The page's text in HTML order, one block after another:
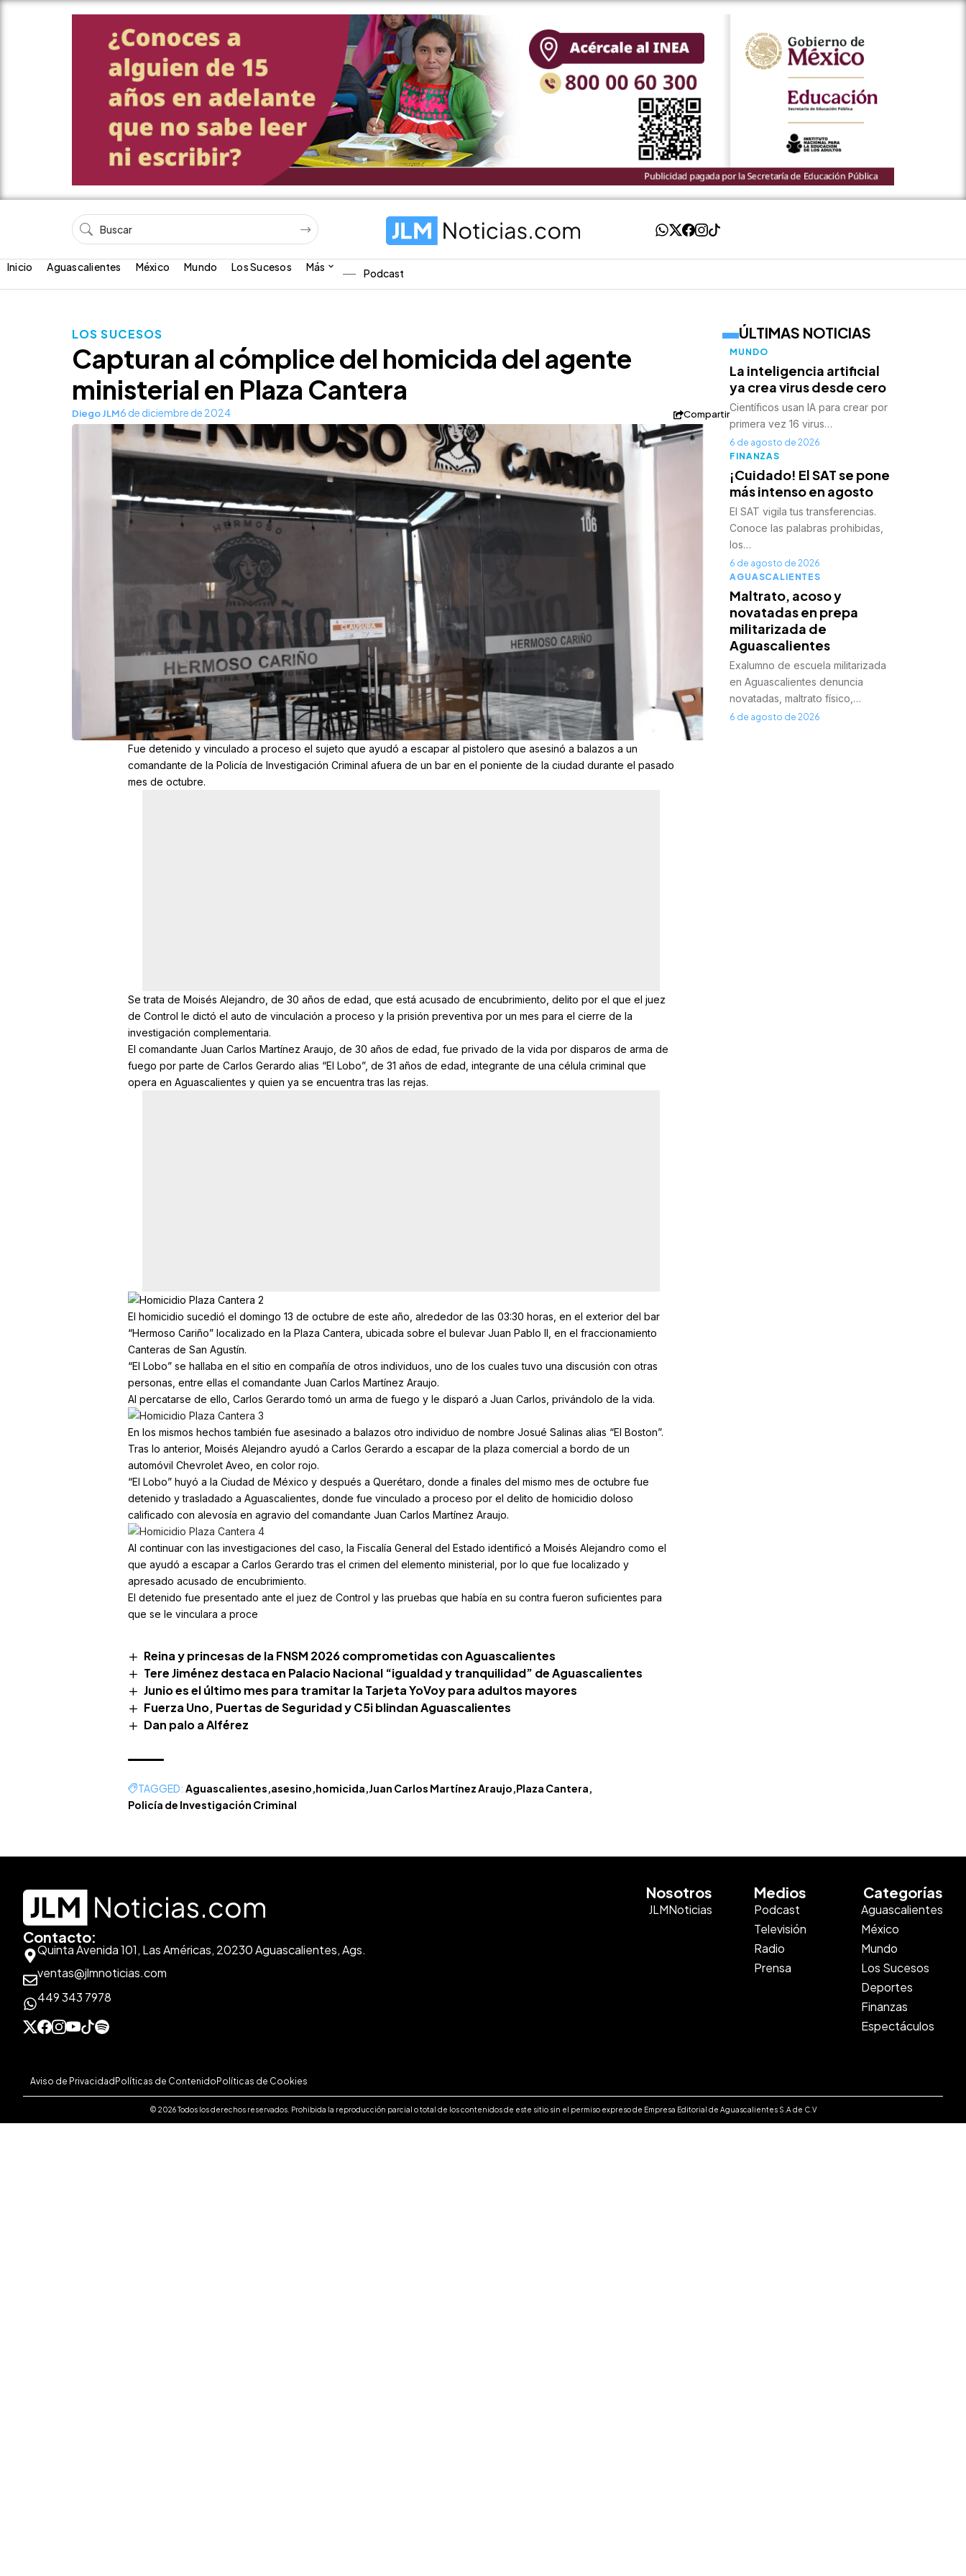
Inicio Aguascalientes México Mundo Los Sucesos Más Podcast
LOS SUCESOS
Capturan al cómplice del homicida del agente
ministerial en Plaza Cantera
Diego JLM6 de diciembre de 2024 Compartir
Fue detenido y vinculado a proceso el sujeto que ayudó a escapar al pistolero que asesinó a balazos a un
comandante de la Policía de Investigación Criminal afuera de un bar en el poniente de la ciudad durante el pasado
mes de octubre.
Se trata de Moisés Alejandro, de 30 años de edad, que está acusado de encubrimiento, delito por el que el juez
de Control le dictó el auto de vinculación a proceso y la prisión preventiva por un mes para el cierre de la
investigación complementaria.
El comandante Juan Carlos Martínez Araujo, de 30 años de edad, fue privado de la vida por disparos de arma de
fuego por parte de Carlos Gerardo alias “El Lobo”, de 31 años de edad, integrante de una célula criminal que
opera en Aguascalientes y quien ya se encuentra tras las rejas.
El homicidio sucedió el domingo 13 de octubre de este año, alrededor de las 03:30 horas, en el exterior del bar
“Hermoso Cariño” localizado en la Plaza Cantera, ubicada sobre el bulevar Juan Pablo II, en el fraccionamiento
Canteras de San Agustín.
“El Lobo” se hallaba en el sitio en compañía de otros individuos, uno de los cuales tuvo una discusión con otras
personas, entre ellas el comandante Juan Carlos Martínez Araujo.
Al percatarse de ello, Carlos Gerardo tomó un arma de fuego y le disparó a Juan Carlos, privándolo de la vida.
En los mismos hechos también fue asesinado a balazos otro individuo de nombre Josué Salinas alias “El Boston”.
Tras lo anterior, Moisés Alejandro ayudó a Carlos Gerardo a escapar de la plaza comercial a bordo de un
automóvil Chevrolet Aveo, en color rojo.
“El Lobo” huyó a la Ciudad de México y después a Querétaro, donde a finales del mismo mes de octubre fue
detenido y trasladado a Aguascalientes, donde fue vinculado a proceso por el delito de homicidio doloso
calificado con alevosía en agravio del comandante Juan Carlos Martínez Araujo.
Al continuar con las investigaciones del caso, la Fiscalía General del Estado identificó a Moisés Alejandro como el
que ayudó a escapar a Carlos Gerardo tras el crimen del elemento ministerial, por lo que fue localizado y
apresado acusado de encubrimiento.
El detenido fue presentado ante el juez de Control y las pruebas que había en su contra fueron suficientes para
que se le vinculara a proce
Reina y princesas de la FNSM 2026 comprometidas con Aguascalientes
Tere Jiménez destaca en Palacio Nacional “igualdad y tranquilidad” de Aguascalientes
Junio es el último mes para tramitar la Tarjeta YoVoy para adultos mayores
Fuerza Uno, Puertas de Seguridad y C5i blindan Aguascalientes
Dan palo a Alférez
TAGGED: Aguascalientes asesino homicida Juan Carlos Martínez Araujo Plaza Cantera
Policía de Investigación Criminal
ÚLTIMAS NOTICIAS
MUNDO
La inteligencia artificial
ya crea virus desde cero
Científicos usan IA para crear por
primera vez 16 virus…
6 de agosto de 2026
FINANZAS
¡Cuidado! El SAT se pone
más intenso en agosto
El SAT vigila tus transferencias.
Conoce las palabras prohibidas,
los…
6 de agosto de 2026
AGUASCALIENTES
Maltrato, acoso y
novatadas en prepa
militarizada de
Aguascalientes
Exalumno de escuela militarizada
en Aguascalientes denuncia
novatadas, maltrato físico,…
6 de agosto de 2026
Contacto:
Quinta Avenida 101, Las Américas, 20230 Aguascalientes, Ags.
ventas@jlmnoticias.com
449 343 7978
Nosotros
JLMNoticias
Medios
Podcast
Televisión
Radio
Prensa
Categorías
Aguascalientes
México
Mundo
Los Sucesos
Deportes
Finanzas
Espectáculos
Aviso de Privacidad Políticas de Contenido Políticas de Cookies
© 2026 Todos los derechos reservados. Prohibida la reproducción parcial o total de los contenidos de este sitio sin el permiso expreso de Empresa Editorial de Aguascalientes S.A de C.V